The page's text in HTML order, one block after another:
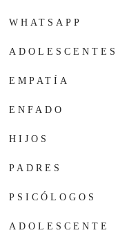
WHATSAPP
ADOLESCENTES
EMPATÍA
ENFADO
HIJOS
PADRES
PSICÓLOGOS
ADOLESCENTE